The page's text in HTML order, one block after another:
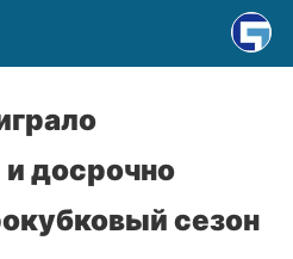
досрочно
сезон